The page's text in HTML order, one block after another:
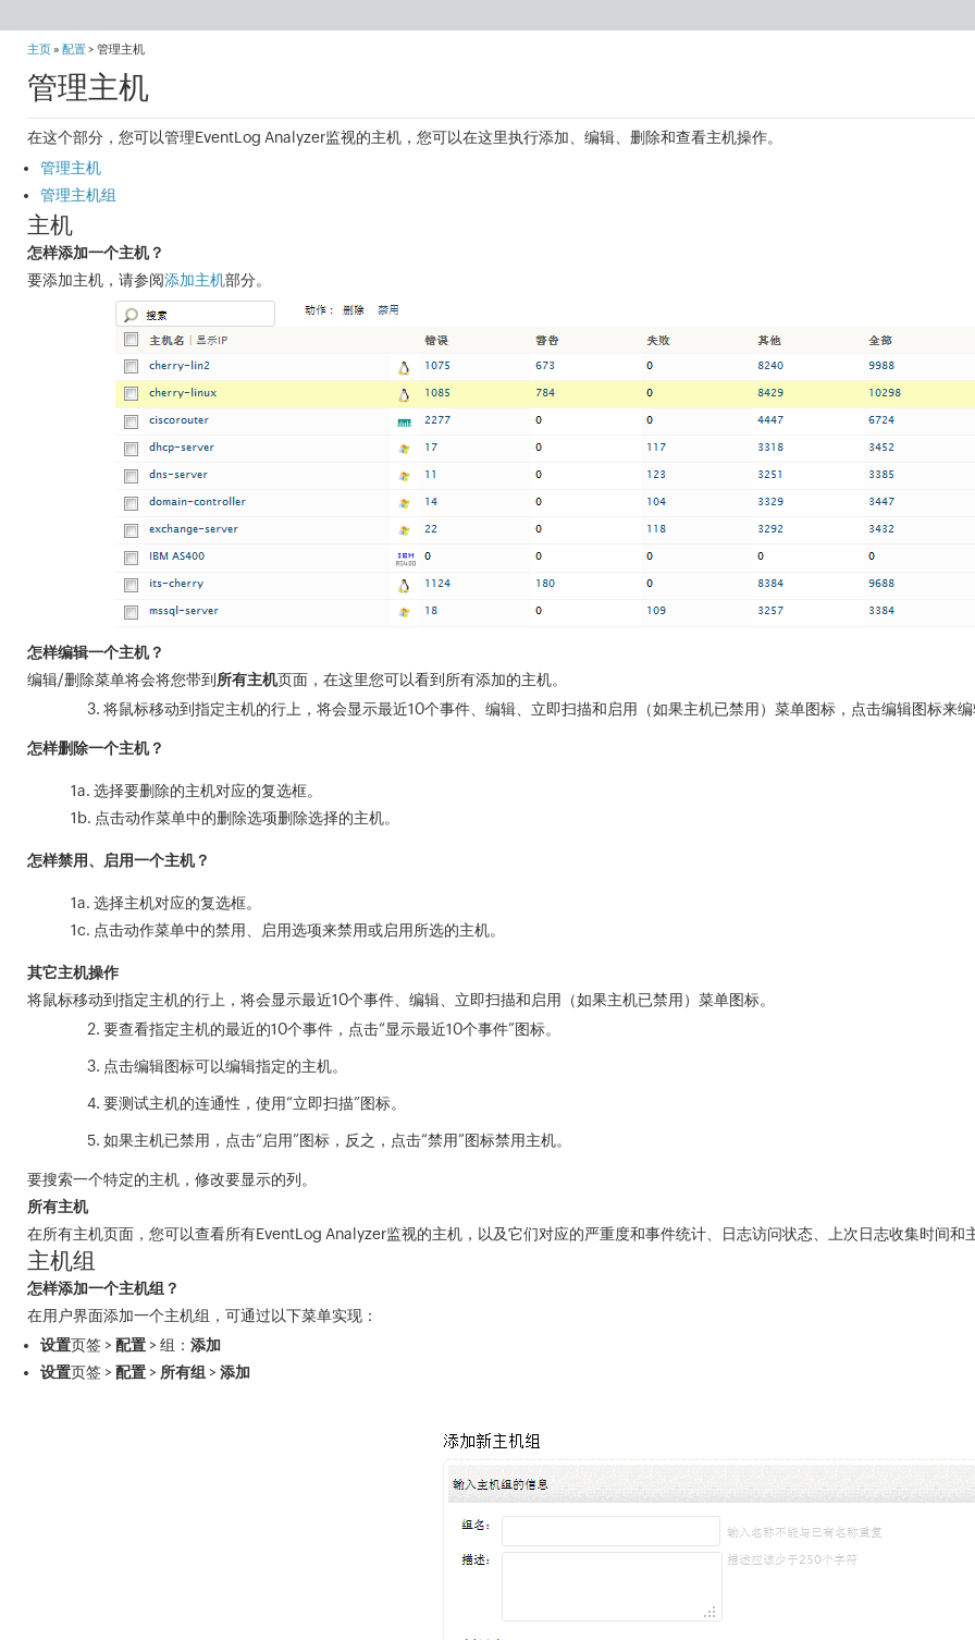
主页 » 配置> 管理主机
管理主机
在这个部分，您可以管理EventLog Analyzer监视的主机，您可以在这里执行添加、编辑、删除和查看主机操作。
管理主机
管理主机组
主机
怎样添加一个主机？
要添加主机，请参阅添加主机部分。
怎样编辑一个主机？
编辑/删除菜单将会将您带到所有主机页面，在这里您可以看到所有添加的主机。
将鼠标移动到指定主机的行上，将会显示最近10个事件、编辑、立即扫描和启用（如果主机已禁用）菜单图标，点击编辑图标来编
怎样删除一个主机？
1a. 选择要删除的主机对应的复选框。
1b. 点击动作菜单中的删除选项删除选择的主机。
怎样禁用、启用一个主机？
1a. 选择主机对应的复选框。
1c. 点击动作菜单中的禁用、启用选项来禁用或启用所选的主机。
其它主机操作
将鼠标移动到指定主机的行上，将会显示最近10个事件、编辑、立即扫描和启用（如果主机已禁用）菜单图标。
要查看指定主机的最近的10个事件，点击“显示最近10个事件”图标。
点击编辑图标可以编辑指定的主机。
要测试主机的连通性，使用“立即扫描”图标。
如果主机已禁用，点击“启用”图标，反之，点击“禁用”图标禁用主机。
要搜索一个特定的主机，修改要显示的列。
所有主机
在所有主机页面，您可以查看所有EventLog Analyzer监视的主机，以及它们对应的严重度和事件统计、日志访问状态、上次日志收集时间和
主机组
怎样添加一个主机组？
在用户界面添加一个主机组，可通过以下菜单实现：
设置页签 >配置 > 组： 添加
设置页签 >配置 > 所有组 >添加